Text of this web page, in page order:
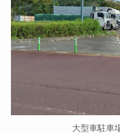
大型車駐車